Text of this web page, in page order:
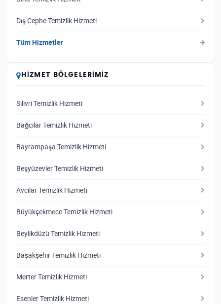
Dış Cephe Temizlik Hizmeti
Tüm Hizmetler
HIZMET BÖLGELERIMIZ
Silivri Temizlik Hizmeti
Bağcılar Temizlik Hizmeti
Bayrampaşa Temizlik Hizmeti
Beşyüzevler Temizlik Hizmeti
Avcılar Temizlik Hizmeti
Büyükçekmece Temizlik Hizmeti
Beylikdüzü Temizlik Hizmeti
Başakşehir Temizlik Hizmeti
Merter Temizlik Hizmeti
Esenler Temizlik Hizmeti